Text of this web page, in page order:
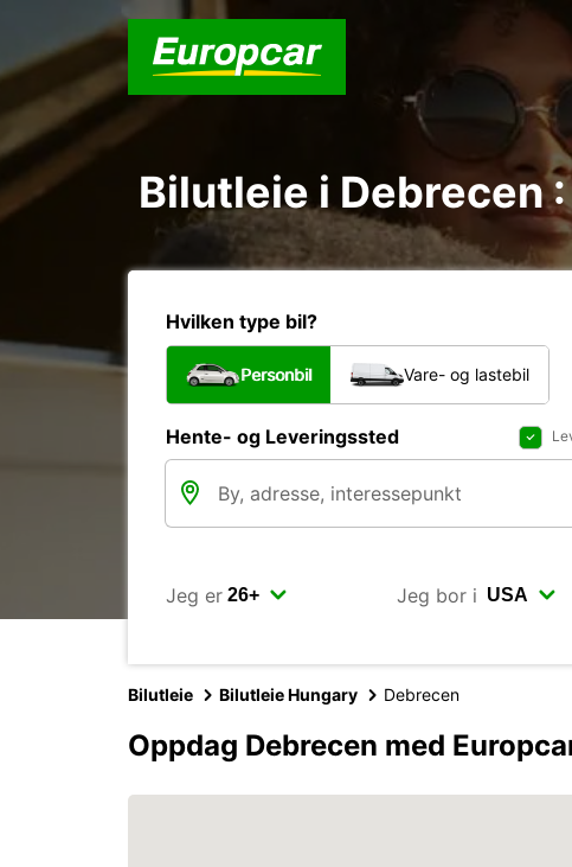
Bilutleie i Debrecen
Hvilken type bil?
Personbil Vare- og lastebil
Hente- og Leveringssted
Jeg er Jeg bor i
Bilutleie Bilutleie Hungary Debrecen
Oppdag Debrecen med